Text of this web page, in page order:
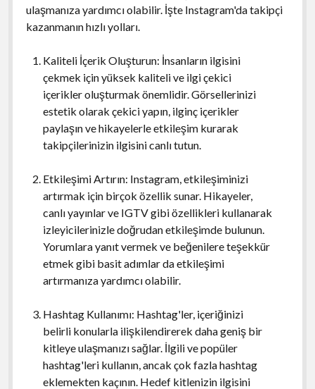
ulaşmanıza yardımcı olabilir. İşte Instagram'da takipçi
kazanmanın hızlı yolları.
Kaliteli İçerik Oluşturun: İnsanların ilgisini
çekmek için yüksek kaliteli ve ilgi çekici
içerikler oluşturmak önemlidir. Görsellerinizi
estetik olarak çekici yapın, ilginç içerikler
paylaşın ve hikayelerle etkileşim kurarak
takipçilerinizin ilgisini canlı tutun.
Etkileşimi Artırın: Instagram, etkileşiminizi
artırmak için birçok özellik sunar. Hikayeler,
canlı yayınlar ve IGTV gibi özellikleri kullanarak
izleyicilerinizle doğrudan etkileşimde bulunun.
Yorumlara yanıt vermek ve beğenilere teşekkür
etmek gibi basit adımlar da etkileşimi
artırmanıza yardımcı olabilir.
Hashtag Kullanımı: Hashtag'ler, içeriğinizi
belirli konularla ilişkilendirerek daha geniş bir
kitleye ulaşmanızı sağlar. İlgili ve popüler
hashtag'leri kullanın, ancak çok fazla hashtag
eklemekten kaçının. Hedef kitlenizin ilgisini